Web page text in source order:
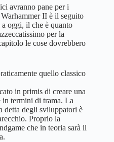
avranno pane per i
II è il seguito
oggi, il che è quanto
per la
le cose dovrebbero
quello classico
in primis di creare una
in termini di trama. La
detta degli sviluppatori è
Proprio la
che in teoria sarà il